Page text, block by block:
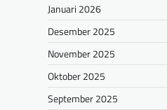
Januari 2026
Desember 2025
November 2025
Oktober 2025
September 2025